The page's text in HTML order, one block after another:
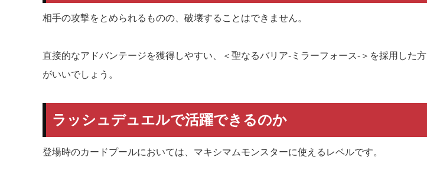
相手の攻撃をとめられるものの、破壊することはできません。
直接的なアドバンテージを獲得しやすい、＜聖なるバリア-ミラーフォース-＞を採用した方
がいいでしょう。
ラッシュデュエルで活躍できるのか
登場時のカードプールにおいては、マキシマムモンスターに使えるレベルです。